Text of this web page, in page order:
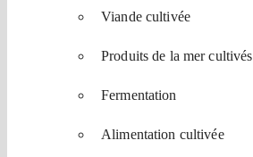
Viande cultivée
Produits de la mer cultivés
Fermentation
Alimentation cultivée